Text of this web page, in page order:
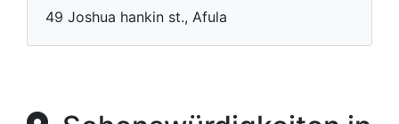
49 Joshua hankin st., Afula